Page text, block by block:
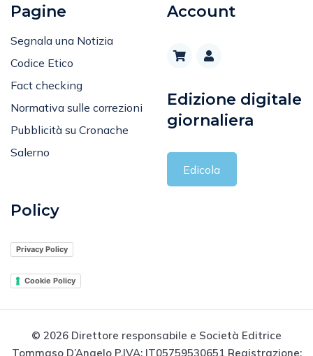
Pagine
Segnala una Notizia
Codice Etico
Fact checking
Normativa sulle correzioni
Pubblicità su Cronache
Salerno
Account
Edizione digitale
giornaliera
Edicola
Policy
Privacy Policy
Cookie Policy
© 2026 Direttore responsabile e Società Editrice
Tommaso D’Angelo P.IVA: IT05759530651 Registrazione: